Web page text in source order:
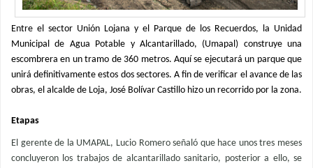
Entre el sector Unión Lojana y el Parque de los Recuerdos, la Unidad
Municipal de Agua Potable y Alcantarillado, (Umapal) construye una
escombrera en un tramo de 360 metros. Aquí se ejecutará un parque que
unirá definitivamente estos dos sectores. A fin de verificar el avance de las
obras, el alcalde de Loja, José Bolívar Castillo hizo un recorrido por la zona.
Etapas
El gerente de la UMAPAL, Lucio Romero señaló que hace unos tres meses
concluyeron los trabajos de alcantarillado sanitario, posterior a ello, se